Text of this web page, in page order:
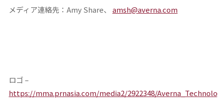
メディア連絡先：Amy Share、 amsh@averna.com
ロゴ –
https://mma.prnasia.com/media2/2922348/